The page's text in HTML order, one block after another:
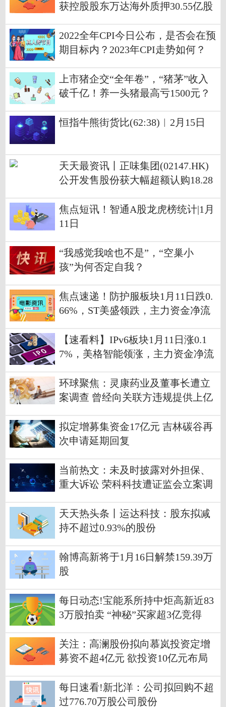
获控股股东万达海外质押30.55亿股
2022全年CPI今日公布，是否会在预
期目标内？2023年CPI走势如何？
上市猪企交“全年卷”，“猪茅”收入
破千亿！养一头猪最高亏1500元？
恒指牛熊街货比(62:38)︱2月15日
天天最资讯丨正味集团(02147.HK)
公开发售股份获大幅超额认购18.28
焦点短讯！智通A股龙虎榜统计|1月
11日
“我感觉我啥也不是”，“空巢小
孩”为何否定自我？
焦点速递！防护服板块1月11日跌0.
66%，ST美盛领跌，主力资金净流
【速看料】IPv6板块1月11日涨0.1
7%，美格智能领涨，主力资金净流
环球聚焦：灵康药业及董事长遭立
案调查 曾经向关联方违规提供上亿
拟定增募集资金17亿元 吉林碳谷再
次申请延期回复
当前热文：未及时披露对外担保、
重大诉讼 荣科科技遭证监会立案调
天天热头条丨运达科技：股东拟减
持不超过0.93%的股份
翰博高新将于1月16日解禁159.39万
股
每日动态!宝能系所持中炬高新近83
3万股拍卖 “神秘”买家超3亿竞得
关注：高澜股份拟向慕岚投资定增
募资不超4亿元 欲投资10亿元布局
每日速看!新北洋：公司拟回购不超
过776.70万股公司股份